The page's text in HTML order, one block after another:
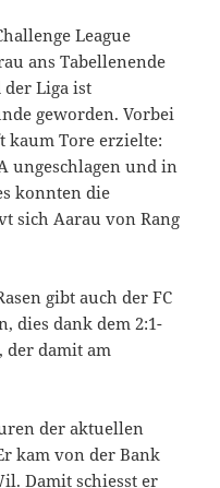
League
ans Tabellenende
der Liga ist
geworden. Vorbei
kaum Tore erzielte:
ungeschlagen und in
konnten die
sich Aarau von Rang
gibt auch der FC
dies dank dem 2:1-
der damit am
der aktuellen
kam von der Bank
Damit schiesst er